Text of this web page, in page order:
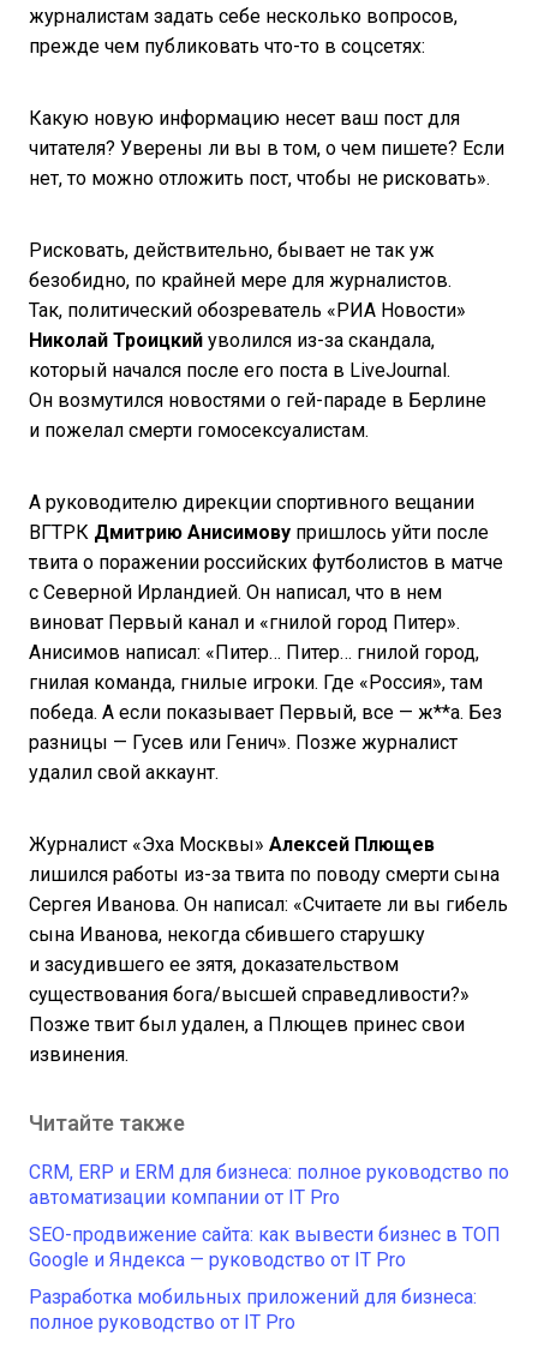
журналистам задать себе несколько вопросов,
прежде чем публиковать что-то в соцсетях:
Какую новую информацию несет ваш пост для
читателя? Уверены ли вы в том, о чем пишете? Если
нет, то можно отложить пост, чтобы не рисковать».
Рисковать, действительно, бывает не так уж
безобидно, по крайней мере для журналистов.
Так, политический обозреватель «РИА Новости»
Николай Троицкий уволился из-за скандала,
который начался после его поста в LiveJournal.
Он возмутился новостями о гей-параде в Берлине
и пожелал смерти гомосексуалистам.
А руководителю дирекции спортивного вещании
ВГТРК Дмитрию Анисимову пришлось уйти после
твита о поражении российских футболистов в матче
с Северной Ирландией. Он написал, что в нем
виноват Первый канал и «гнилой город Питер».
Анисимов написал: «Питер… Питер… гнилой город,
гнилая команда, гнилые игроки. Где «Россия», там
победа. А если показывает Первый, все — ж**а. Без
разницы — Гусев или Генич». Позже журналист
удалил свой аккаунт.
Журналист «Эха Москвы» Алексей Плющев
лишился работы из-за твита по поводу смерти сына
Сергея Иванова. Он написал: «Считаете ли вы гибель
сына Иванова, некогда сбившего старушку
и засудившего ее зятя, доказательством
существования бога/высшей справедливости?»
Позже твит был удален, а Плющев принес свои
извинения.
Читайте также
CRM, ERP и ERM для бизнеса: полное руководство по
автоматизации компании от IT Pro
SEO-продвижение сайта: как вывести бизнес в ТОП
Google и Яндекса — руководство от IT Pro
Разработка мобильных приложений для бизнеса:
полное руководство от IT Pro